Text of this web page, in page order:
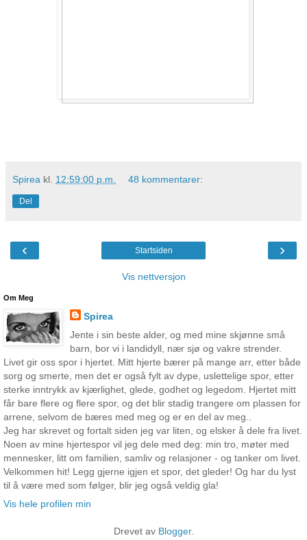
Spirea kl. 12:59:00 p.m. 48 kommentarer:
Del
‹ ›
Startsiden
Vis nettversjon
Om Meg
Spirea
Jente i sin beste alder, og med mine skjønne små
barn, bor vi i landidyll, nær sjø og vakre strender.
Livet gir oss spor i hjertet. Mitt hjerte bærer på mange arr, etter både
sorg og smerte, men det er også fylt av dype, uslettelige spor, etter
sterke inntrykk av kjærlighet, glede, godhet og legedom. Hjertet mitt
får bare flere og flere spor, og det blir stadig trangere om plassen for
arrene, selvom de bæres med meg og er en del av meg..
Jeg har skrevet og fortalt siden jeg var liten, og elsker å dele fra livet.
Noen av mine hjertespor vil jeg dele med deg: min tro, møter med
mennesker, litt om familien, samliv og relasjoner - og tanker om livet.
Velkommen hit! Legg gjerne igjen et spor, det gleder! Og har du lyst
til å være med som følger, blir jeg også veldig gla!
Vis hele profilen min
Drevet av Blogger.